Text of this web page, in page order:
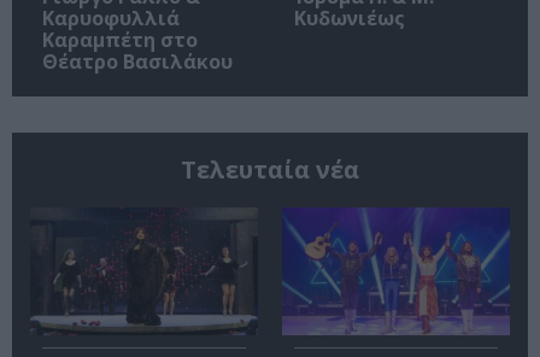
Καρυοφυλλιά
Καραμπέτη στο
Θέατρο Βασιλάκου
Κυδωνιέως
Τελευταία νέα